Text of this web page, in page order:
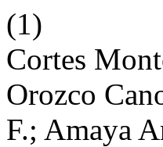
(1)
Cortes
Orozco
F.; Amaya